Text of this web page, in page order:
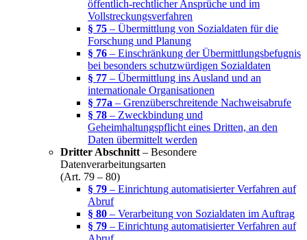
öffentlich-rechtlicher Ansprüche und im
Vollstreckungsverfahren
§ 75 – Übermittlung von Sozialdaten für die
Forschung und Planung
§ 76 – Einschränkung der Übermittlungsbefugnis
bei besonders schutzwürdigen Sozialdaten
§ 77 – Übermittlung ins Ausland und an
internationale Organisationen
§ 77a – Grenzüberschreitende Nachweisabrufe
§ 78 – Zweckbindung und
Geheimhaltungspflicht eines Dritten, an den
Daten übermittelt werden
Dritter Abschnitt – Besondere
Datenverarbeitungsarten
(Art. 79 – 80)
§ 79 – Einrichtung automatisierter Verfahren auf
Abruf
§ 80 – Verarbeitung von Sozialdaten im Auftrag
§ 79 – Einrichtung automatisierter Verfahren auf